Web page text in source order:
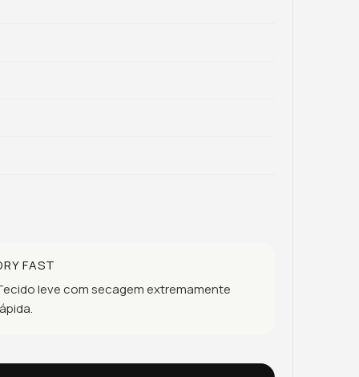
FAST
leve com secagem extremamente